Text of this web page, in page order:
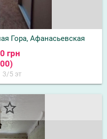
Гора, Афанасьевская
грн
3/5 эт
star_border